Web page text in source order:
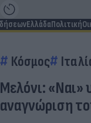
ΕλλάδαΠολιτική
Κόσμος
Μελόνι: «Ναι»
αναγνώριση